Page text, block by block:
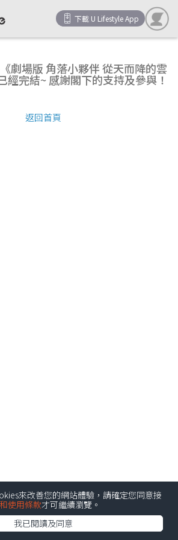
下載 U Lifestyle App
劇場版 角落小夥伴 從天而降的雲
經完結~ 感謝閣下的支持及參與！
返回首頁
來改善您的網站體驗，請確定您同意接
使用條款才可繼續瀏覽。
我已閱讀及同意